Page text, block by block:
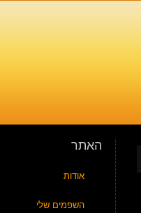
האתר
אודות
השפמים שלי